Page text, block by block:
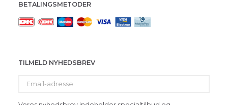
BETALINGSMETODER
TILMELD NYHEDSBREV
adresse